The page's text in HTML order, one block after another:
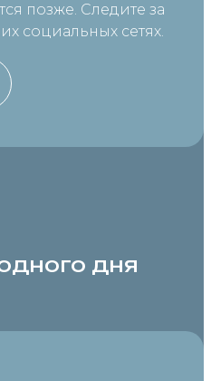
позже. Следите за
социальных сетях.
дня